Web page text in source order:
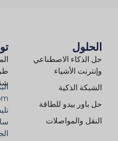
الحلول
حل الذكاء الاصطناعي
وإنترنت الأشياء
الشبكة الذكية
حل باور بيدو للطاقة
النقل والمواصلات
الجمعة